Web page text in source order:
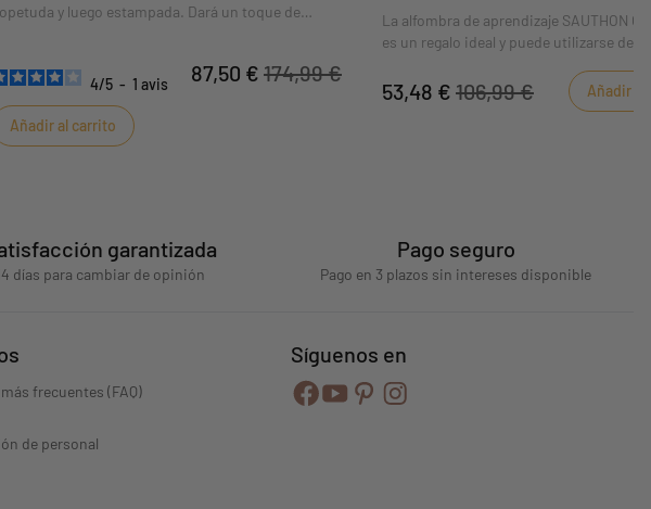
y luego estampada. Dará un toque de
4/5 - 1 avis 87,50 € 174,99 €
Añadir al carrito
La alfombra de aprendizaje SAUTHON
es un regalo ideal y puede utilizarse
para que el bebé descubra el mundo
53,48 € 106,99 € Añadir
garantizada
días para cambiar de opinión
Pago seguro
Pago en 3 plazos sin intereses disponible
frecuentes (FAQ)
de personal
Síguenos en